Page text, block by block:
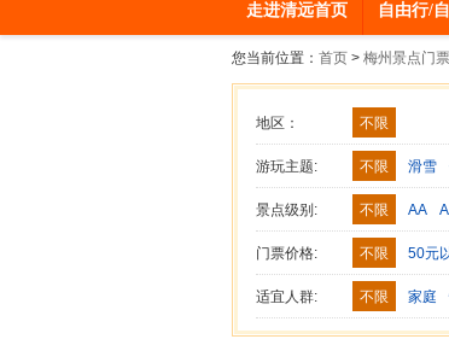
走进清远首页 自由行/
您当前位置： 首页 > 梅州景点门票
地区： 不限
游玩主题: 不限 滑雪
农家乐
景点级别: 不限 AA
门票价格: 不限 50元
适宜人群: 不限 家庭